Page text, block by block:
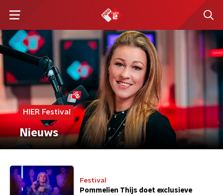
HIER Festival
Nieuws
Festival
Pommelien Thijs doet exclusieve